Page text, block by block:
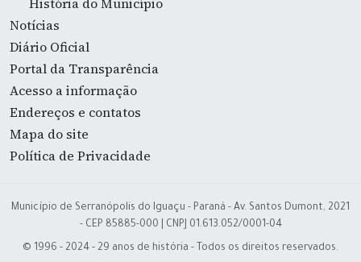
Notícias
Diário Oficial
Portal da Transparência
Acesso a informação
Endereços e contatos
Mapa do site
Política de Privacidade
Município de Serranópolis do Iguaçu - Paraná - Av. Santos Dumont, 2021
- CEP 85885-000 | CNPJ 01.613.052/0001-04
© 1996 - 2024 - 29 anos de história - Todos os direitos reservados.